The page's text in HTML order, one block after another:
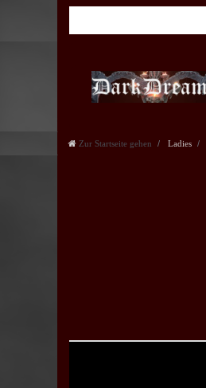
Zur Startseite gehen Ladies